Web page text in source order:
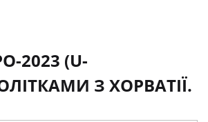
2023 (U-
З ХОРВАТІЇ.